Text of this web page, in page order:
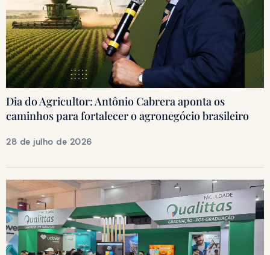
Dia do Agricultor: Antônio Cabrera aponta os
caminhos para fortalecer o agronegócio brasileiro
28 de julho de 2026